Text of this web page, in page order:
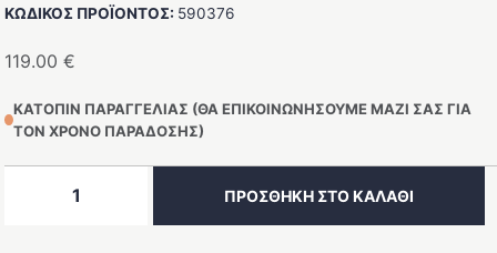
ΚΩΔΙΚΌΣ ΠΡΟΪΌΝΤΟΣ: 590376
119.00€
ΚΑΤΌΠΙΝ ΠΑΡΑΓΓΕΛΊΑΣ (ΘΑ ΕΠΙΚΟΙΝΩΝΉΣΟΥΜΕ ΜΑΖΊ ΣΑΣ ΓΙΑ
ΤΟΝ ΧΡΌΝΟ ΠΑΡΆΔΟΣΗΣ)
ΠΡΟΣΘΉΚΗ ΣΤΟ ΚΑΛΆΘΙ